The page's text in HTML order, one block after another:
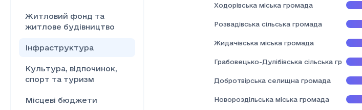
Житловий фонд та
житлове будівництво
Інфраструктура
Культура, відпочинок,
спорт та туризм
Місцеві бюджети
Ходорівська міська громада
Розвадівська сільська громада
Жидачівська міська громада
Грабовецько-Дулібівська сільська громада
Добротвірська селищна громада
Новороздільська міська громада